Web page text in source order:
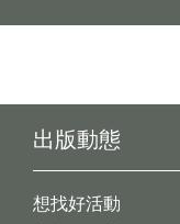
出版動態
想找好活動